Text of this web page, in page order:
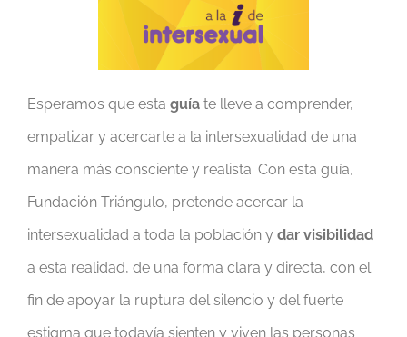
Esperamos que esta guía te lleve a comprender,
empatizar y acercarte a la intersexualidad de una
manera más consciente y realista. Con esta guía,
Fundación Triángulo, pretende acercar la
intersexualidad a toda la población y dar visibilidad
a esta realidad, de una forma clara y directa, con el
fin de apoyar la ruptura del silencio y del fuerte
estigma que todavía sienten y viven las personas